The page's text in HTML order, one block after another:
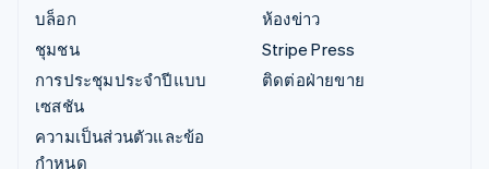
บล็อก
ชุมชน
การประชุมประจำปีแบบ
เซสชัน
ความเป็นส่วนตัวและข้อ
กำหนด
ห้องข่าว
Stripe Press
ติดต่อฝ่ายขาย